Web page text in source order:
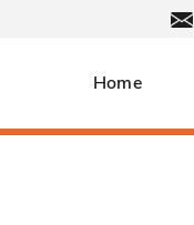
Home